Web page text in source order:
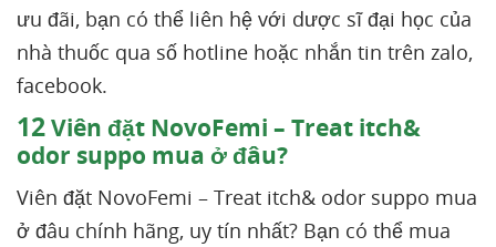
ưu đãi, bạn có thể liên hệ với dược sĩ đại học của
nhà thuốc qua số hotline hoặc nhắn tin trên zalo,
facebook.
12Viên đặt NovoFemi – Treat itch&
odor suppo mua ở đâu?
Viên đặt NovoFemi – Treat itch& odor suppo mua
ở đâu chính hãng, uy tín nhất? Bạn có thể mua